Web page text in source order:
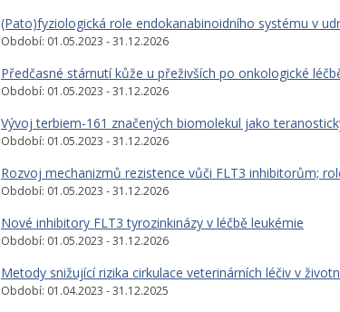
(Pato)fyziologická role endokanabinoidního systému v
Období: 01.05.2023 - 31.12.2026
Předčasné stárnutí kůže u přeživších po onkologické
Období: 01.05.2023 - 31.12.2026
Vývoj terbiem-161 značených biomolekul jako
Období: 01.05.2023 - 31.12.2026
Rozvoj mechanizmů rezistence vůči FLT3 inhibitorům;
Období: 01.05.2023 - 31.12.2026
Nové inhibitory FLT3 tyrozinkinázy v léčbě leukémie
Období: 01.05.2023 - 31.12.2026
Metody snižující rizika cirkulace veterinárních léčiv v
Období: 01.04.2023 - 31.12.2025